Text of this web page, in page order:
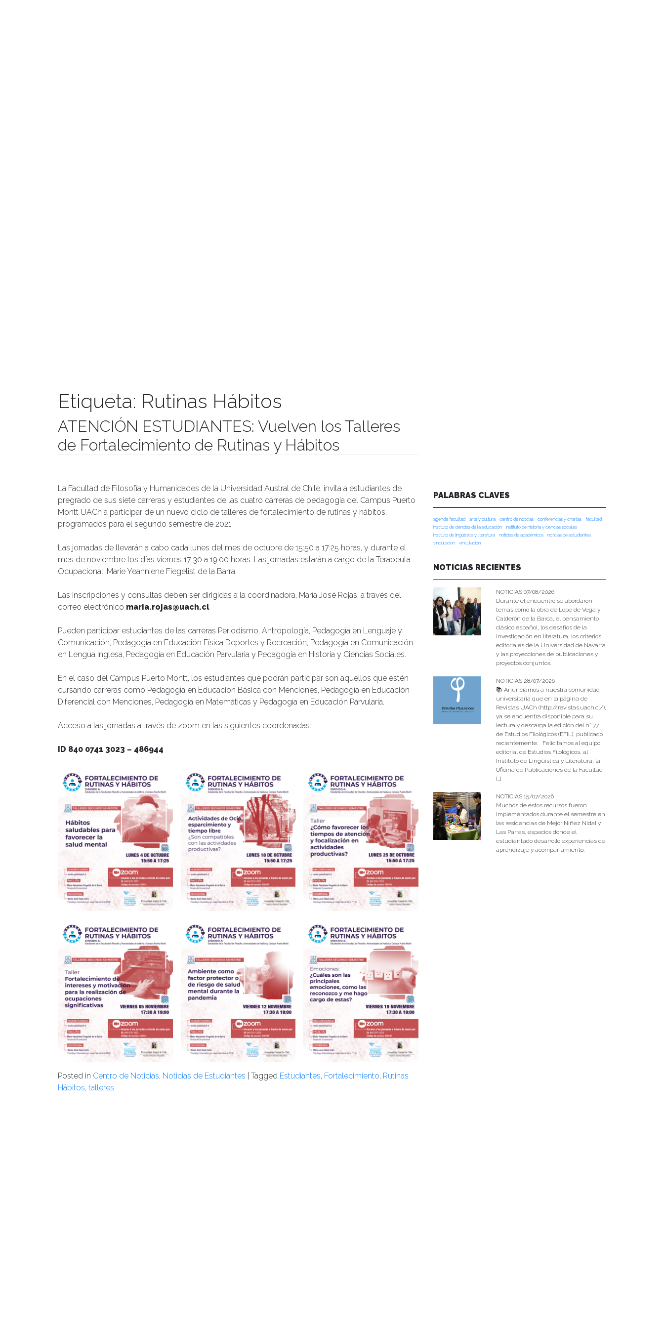
Etiqueta: Rutinas Hábitos
ATENCIÓN ESTUDIANTES: Vuelven los Talleres
de Fortalecimiento de Rutinas y Hábitos
La Facultad de Filosofía y Humanidades de la Universidad Austral de Chile, invita a estudiantes de
pregrado de sus siete carreras y estudiantes de las cuatro carreras de pedagogía del Campus Puerto
Montt UACh a participar de un nuevo ciclo de talleres de fortalecimiento de rutinas y hábitos,
programados para el segundo semestre de 2021
Las jornadas de llevarán a cabo cada lunes del mes de octubre de 15:50 a 17:25 horas, y durante el
mes de noviembre los días viernes 17:30 a 19:00 horas. Las jornadas estarán a cargo de la Terapeuta
Ocupacional, Marie Yeanniene Fiegelist de la Barra.
Las inscripciones y consultas deben ser dirigidas a la coordinadora, María José Rojas, a través del
correo electrónico maria.rojas@uach.cl
Pueden participar estudiantes de las carreras Periodismo, Antropología, Pedagogía en Lenguaje y
Comunicación, Pedagogía en Educación Física Deportes y Recreación, Pedagogía en Comunicación
en Lengua Inglesa, Pedagogía en Educación Parvularia y Pedagogía en Historia y Ciencias Sociales.
En el caso del Campus Puerto Montt, los estudiantes que podrán participar son aquellos que estén
cursando carreras como Pedagogía en Educación Básica con Menciones, Pedagogía en Educación
Diferencial con Menciones, Pedagogía en Matemáticas y Pedagogía en Educación Parvularia.
Acceso a las jornadas a través de zoom en las siguientes coordenadas:
ID 840 0741 3023 – 486944
Posted in Centro de Noticias, Noticias de Estudiantes Tagged Estudiantes, Fortalecimiento, Rutinas
Hábitos, talleres
PALABRAS CLAVES
agenda facultad arte y cultura centro de noticias conferencias y charlas
facultad
instituto de ciencias de la educación
instituto de historia y ciencias sociales
instituto de lingüística y literatura
noticias de académicos
noticias de estudiantes
vinculacion
vinculación
NOTICIAS RECIENTES
NOTICIAS 07/08/2026
Durante el encuentro se abordaron
temas como la obra de Lope de Vega y
Calderón de la Barca, el pensamiento
clásico español, los desafíos de la
investigación en literatura, los criterios
editoriales de la Universidad de Navarra
y las proyecciones de publicaciones y
proyectos conjuntos.
NOTICIAS 28/07/2026
📚 Anunciamos a nuestra comunidad
universitaria que en la página de
Revistas UACh (http://revistas.uach.cl/),
ya se encuentra disponible para su
lectura y descarga la edición del n° 77
de Estudios Filológicos (EFIL), publicado
recientemente. Felicitamos al equipo
editorial de Estudios Filológicos, al
Instituto de Lingüística y Literatura, la
Oficina de Publicaciones de la Facultad
[…]
NOTICIAS 15/07/2026
Muchos de estos recursos fueron
implementados durante el semestre en
las residencias de Mejor Niñez Nidal y
Las Parras, espacios donde el
estudiantado desarrolló experiencias de
aprendizaje y acompañamiento.